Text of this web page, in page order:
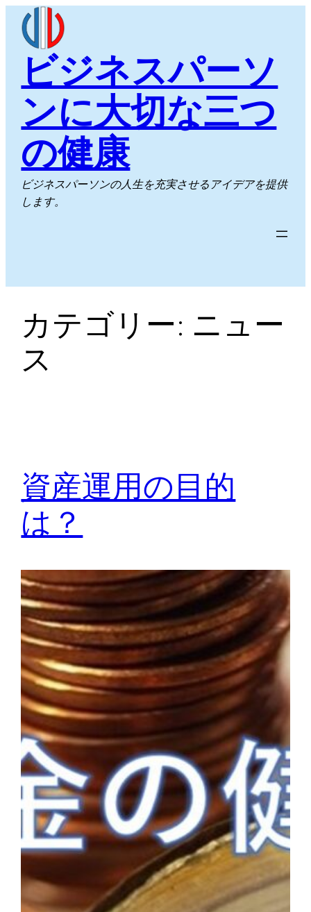
ビジネスパーソ
ンに大切な三つ
の健康
ビジネスパーソンの人生を充実させるアイデアを提供
します。
カテゴリー: ニュー
ス
資産運用の目的
は？